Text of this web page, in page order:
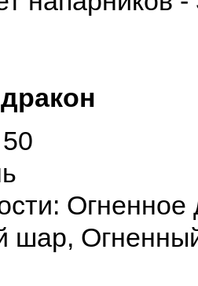
Огненное
шар,